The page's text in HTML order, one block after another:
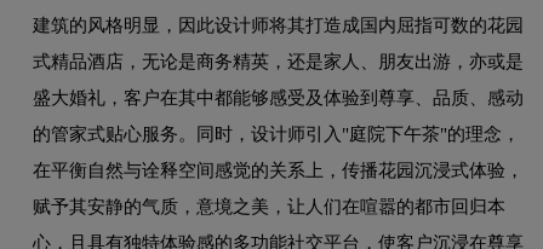
建筑的风格明显，因此设计师将其打造成国内屈指可数的花园
式精品酒店，无论是商务精英，还是家人、朋友出游，亦或是
盛大婚礼，客户在其中都能够感受及体验到尊享、品质、感动
的管家式贴心服务。同时，设计师引入"庭院下午茶"的理念，
在平衡自然与诠释空间感觉的关系上，传播花园沉浸式体验，
赋予其安静的气质，意境之美，让人们在喧嚣的都市回归本
心，且具有独特体验感的多功能社交平台，使客户沉浸在尊享